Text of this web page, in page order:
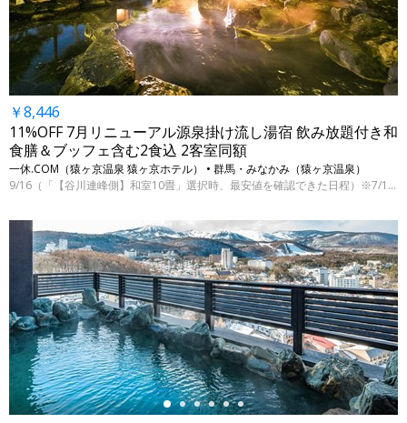
￥8,446
11%OFF 7月リニューアル源泉掛け流し湯宿 飲み放題付き和
食膳＆ブッフェ含む2食込 2客室同額
一休.COM（猿ヶ京温泉 猿ヶ京ホテル） • 群馬・みなかみ（猿ヶ京温泉）
9/16（「【谷川連峰側】和室10畳」選択時、最安値を確認できた日程）※7/15 9時時点
←